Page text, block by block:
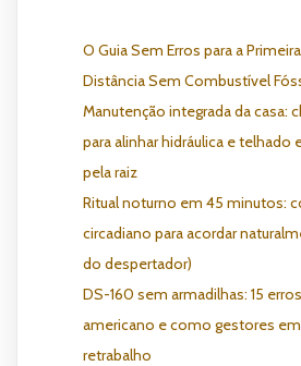
O Guia Sem Erros para a
Distância Sem Combustível
Manutenção integrada da casa:
para alinhar hidráulica e telhado
pela raiz
Ritual noturno em 45 minutos:
circadiano para acordar
do despertador)
DS-160 sem armadilhas: 15
americano e como gestores
retrabalho